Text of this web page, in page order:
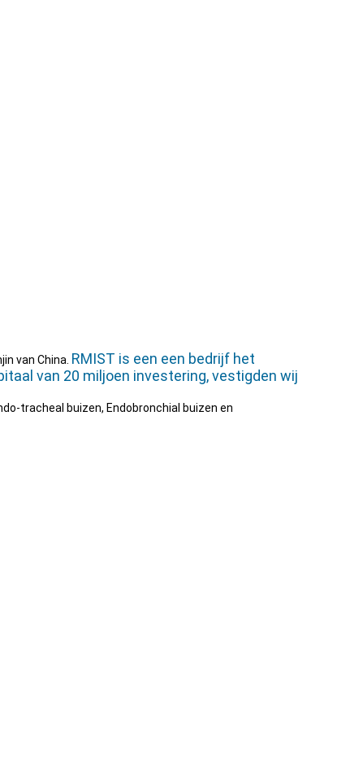
van China. RMIST is een een bedrijf het
van 20 miljoen investering, vestigden wij
tracheal buizen, Endobronchial buizen en